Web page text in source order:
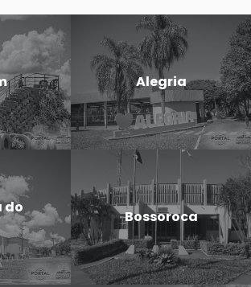
Alegria
do
Bossoroca